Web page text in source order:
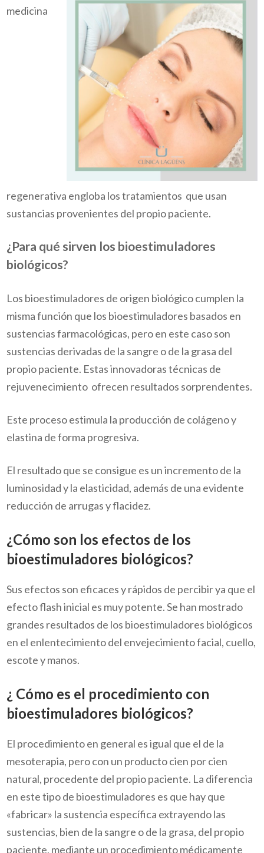
medicina
regenerativa engloba los tratamientos que usan
sustancias provenientes del propio paciente.
¿Para qué sirven los bioestimuladores
biológicos?
Los bioestimuladores de origen biológico cumplen la
misma función que los bioestimuladores basados en
sustencias farmacológicas, pero en este caso son
sustencias derivadas de la sangre o de la grasa del
propio paciente. Estas innovadoras técnicas de
rejuvenecimiento ofrecen resultados sorprendentes.
Este proceso estimula la producción de colágeno y
elastina de forma progresiva.
El resultado que se consigue es un incremento de la
luminosidad y la elasticidad, además de una evidente
reducción de arrugas y flacidez.
¿Cómo son los efectos de los
bioestimuladores biológicos?
Sus efectos son eficaces y rápidos de percibir ya que el
efecto flash inicial es muy potente. Se han mostrado
grandes resultados de los bioestimuladores biológicos
en el enlentecimiento del envejecimiento facial, cuello,
escote y manos.
¿ Cómo es el procedimiento con
bioestimuladores biológicos?
El procedimiento en general es igual que el de la
mesoterapia, pero con un producto cien por cien
natural, procedente del propio paciente. La diferencia
en este tipo de bioestimuladores es que hay que
«fabricar» la sustencia específica extrayendo las
sustencias, bien de la sangre o de la grasa, del propio
paciente, mediante un procedimiento médicamente